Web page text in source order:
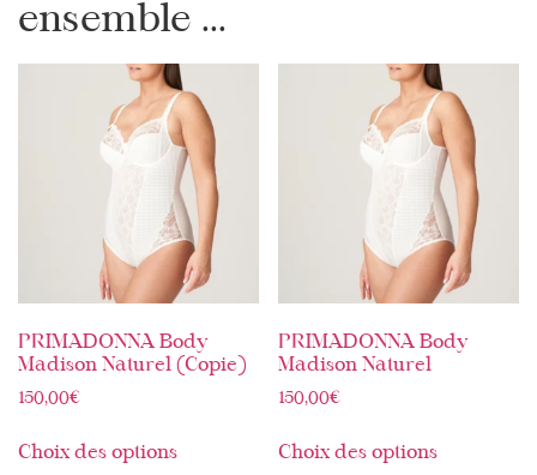
ensemble ...
PRIMADONNA Body
Madison Naturel (Copie)
150,00€
Choix des options
PRIMADONNA Body
Madison Naturel
150,00€
Choix des options